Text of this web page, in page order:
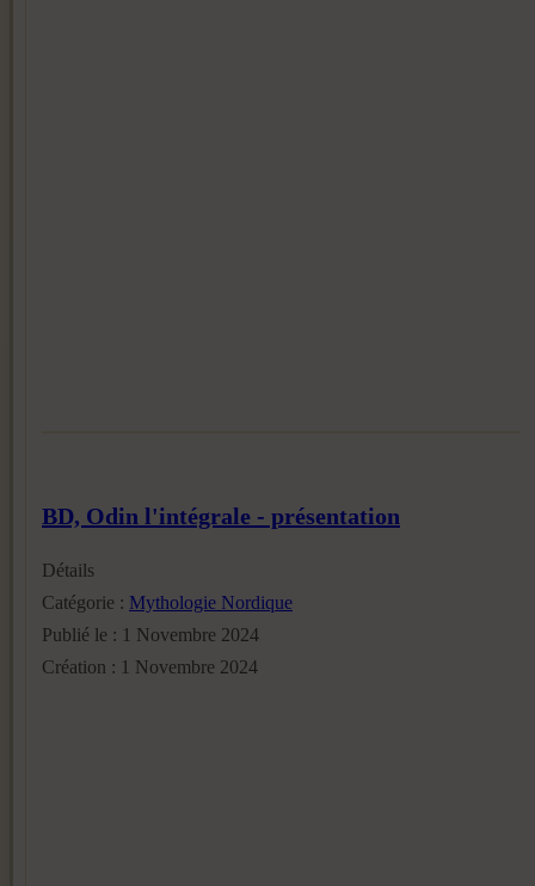
BD, Odin l'intégrale - présentation
Détails
Catégorie : Mythologie Nordique
Publié le : 1 Novembre 2024
Création : 1 Novembre 2024